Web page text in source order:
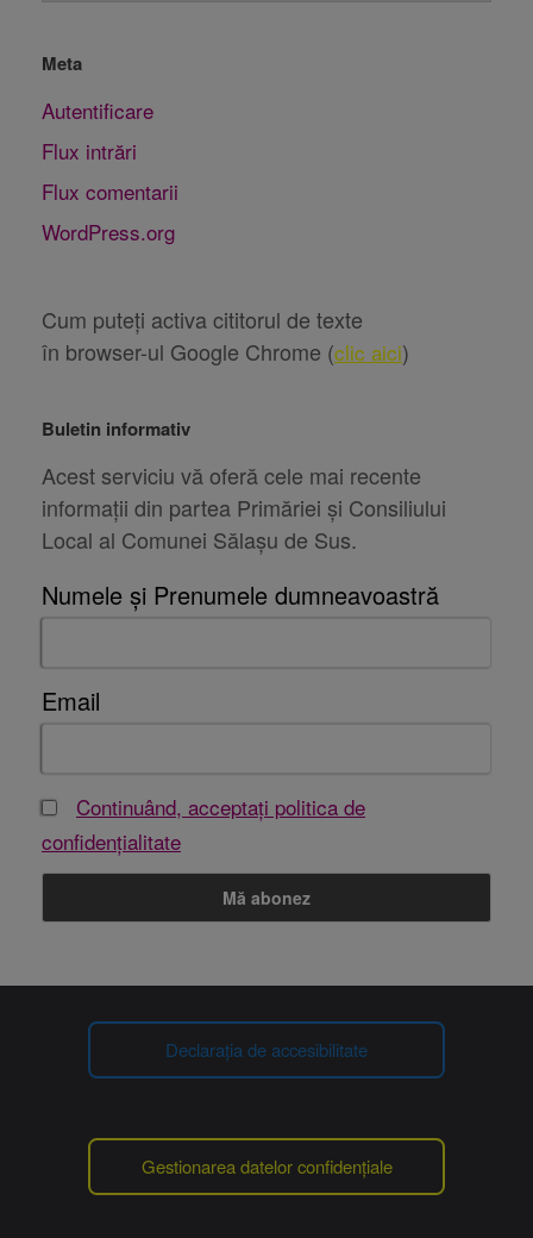
Meta
Autentificare
Flux intrări
Flux comentarii
WordPress.org
Cum puteți activa cititorul de texte
în browser-ul Google Chrome (clic aici)
Buletin informativ
Acest serviciu vă oferă cele mai recente
informații din partea Primăriei și Consiliului
Local al Comunei Sălașu de Sus.
Numele și Prenumele dumneavoastră
Email
Continuând, acceptați politica de
confidențialitate
Declarația de accesibilitate
Gestionarea datelor confidențiale